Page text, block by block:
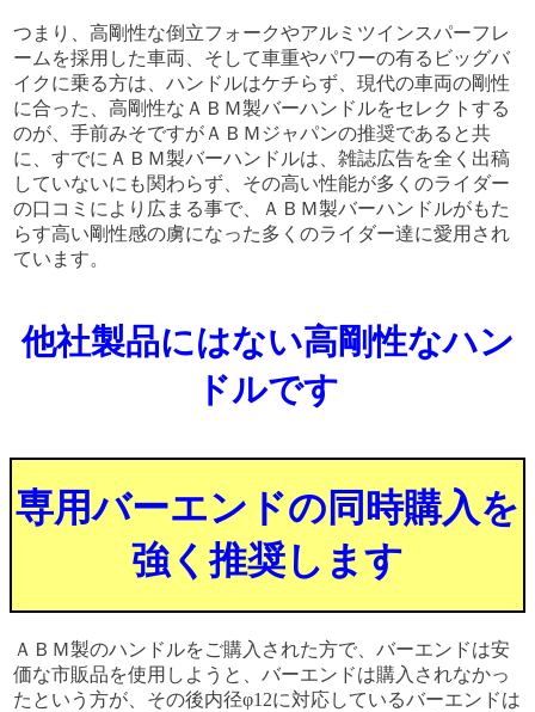
つまり、高剛性な倒立フォークやアルミツインスパーフレ
ームを採用した車両、そして車重やパワーの有るビッグバ
イクに乗る方は、ハンドルはケチらず、現代の車両の剛性
に合った、高剛性なＡＢＭ製バーハンドルをセレクトする
のが、手前みそですがＡＢＭジャパンの推奨であると共
に、すでにＡＢＭ製バーハンドルは、雑誌広告を全く出稿
していないにも関わらず、その高い性能が多くのライダー
の口コミにより広まる事で、ＡＢＭ製バーハンドルがもた
らす高い剛性感の虜になった多くのライダー達に愛用され
ています。
他社製品にはない高剛性なハン
ドルです
専用バーエンドの同時購入を
強く推奨します
ＡＢＭ製のハンドルをご購入された方で、バーエンドは安
価な市販品を使用しようと、バーエンドは購入されなかっ
たという方が、その後内径φ12に対応しているバーエンドは